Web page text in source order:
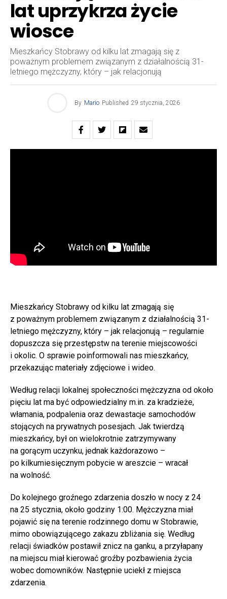
lat uprzykrza życie
wiosce
Mieszkańcy Stobrawy od kilku lat zmagają się z
poważnym problemem związanym z działalnością 31-
letniego mężczyzny, który – jak relacjonują
By Mario Published 29 stycznia, 2026
Mieszkańcy Stobrawy od kilku lat zmagają się
z poważnym problemem związanym z działalnością 31-
letniego mężczyzny, który – jak relacjonują – regularnie
dopuszcza się przestępstw na terenie miejscowości
i okolic. O sprawie poinformowali nas mieszkańcy,
przekazując materiały zdjęciowe i wideo.
Według relacji lokalnej społeczności mężczyzna od około
pięciu lat ma być odpowiedzialny m.in. za kradzieże,
włamania, podpalenia oraz dewastacje samochodów
stojących na prywatnych posesjach. Jak twierdzą
mieszkańcy, był on wielokrotnie zatrzymywany
na gorącym uczynku, jednak każdorazowo –
po kilkumiesięcznym pobycie w areszcie – wracał
na wolność.
Do kolejnego groźnego zdarzenia doszło w nocy z 24
na 25 stycznia, około godziny 1:00. Mężczyzna miał
pojawić się na terenie rodzinnego domu w Stobrawie,
mimo obowiązującego zakazu zbliżania się. Według
relacji świadków postawił znicz na ganku, a przyłapany
na miejscu miał kierować groźby pozbawienia życia
wobec domowników. Następnie uciekł z miejsca
zdarzenia.